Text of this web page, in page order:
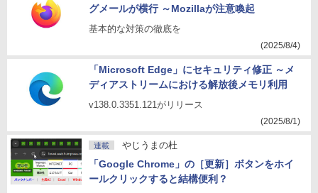
グメールが横行 ～Mozillaが注意喚起
基本的な対策の徹底を
(2025/8/4)
「Microsoft Edge」にセキュリティ修正 ～メ
ディアストリームにおける解放後メモリ利用
v138.0.3351.121がリリース
(2025/8/1)
連載 やじうまの杜
「Google Chrome」の［更新］ボタンをホイ
ールクリックすると結構便利？